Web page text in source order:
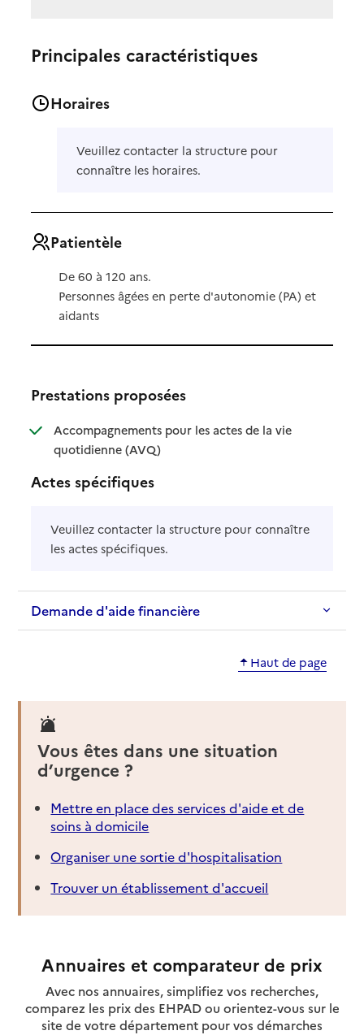
Principales caractéristiques
Horaires
Veuillez contacter la structure pour
connaître les horaires.
Patientèle
De 60 à 120 ans.
Personnes âgées en perte d'autonomie (PA) et
aidants
Prestations proposées
Accompagnements pour les actes de la vie
quotidienne (AVQ): disponible
: non disponible
Actes spécifiques
Veuillez contacter la structure pour connaître
les actes spécifiques.
Demande d'aide financière
Haut de page
Vous êtes dans une situation
d’urgence ?
Mettre en place des services d'aide et de
soins à domicile
Organiser une sortie d'hospitalisation
Trouver un établissement d'accueil
Annuaires et comparateur de prix
Avec nos annuaires, simplifiez vos recherches,
comparez les prix des EHPAD ou orientez-vous sur le
site de votre département pour vos démarches